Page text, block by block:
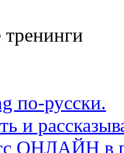
по-русски.
и
ОНЛАЙН в